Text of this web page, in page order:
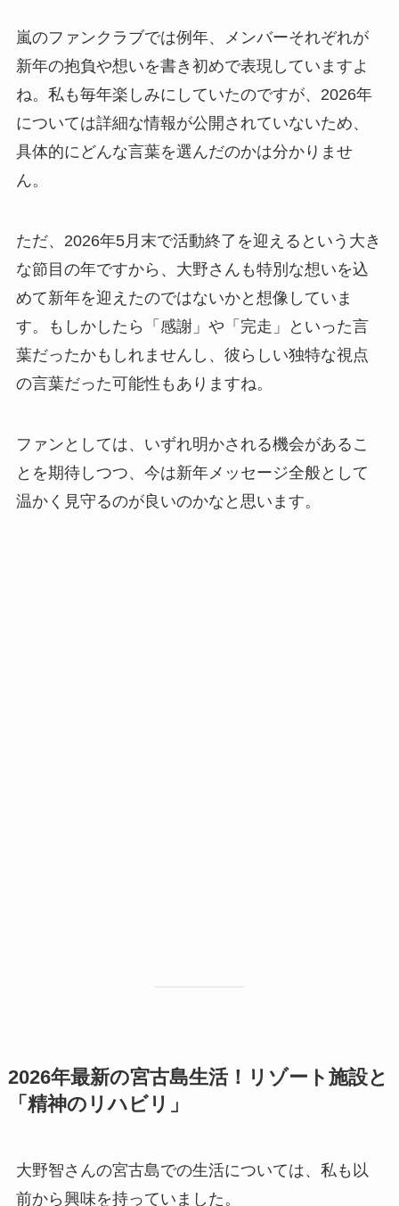
嵐のファンクラブでは例年、メンバーそれぞれが
新年の抱負や想いを書き初めで表現していますよ
ね。私も毎年楽しみにしていたのですが、2026年
については詳細な情報が公開されていないため、
具体的にどんな言葉を選んだのかは分かりませ
ん。
ただ、2026年5月末で活動終了を迎えるという大き
な節目の年ですから、大野さんも特別な想いを込
めて新年を迎えたのではないかと想像していま
す。もしかしたら「感謝」や「完走」といった言
葉だったかもしれませんし、彼らしい独特な視点
の言葉だった可能性もありますね。
ファンとしては、いずれ明かされる機会があるこ
とを期待しつつ、今は新年メッセージ全般として
温かく見守るのが良いのかなと思います。
2026年最新の宮古島生活！リゾート施設と
「精神のリハビリ」
大野智さんの宮古島での生活については、私も以
前から興味を持っていました。